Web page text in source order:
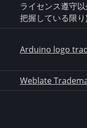
ライセンス遵守
把握している限り)
Arduino logo
Weblate